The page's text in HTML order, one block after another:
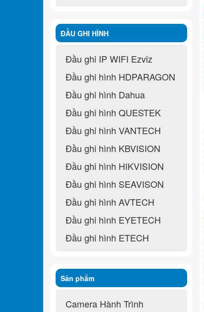
ĐẦU GHI HÌNH
Đầu ghi IP WIFI Ezviz
Đầu ghi hình HDPARAGON
Đầu ghi hình Dahua
Đầu ghi hình QUESTEK
Đầu ghi hình VANTECH
Đầu ghi hình KBVISION
Đầu ghi hình HIKVISION
Đầu ghi hình SEAVISON
Đầu ghi hình AVTECH
Đầu ghi hình EYETECH
Đầu ghi hình ETECH
Sản phẩm
Camera Hành Trình